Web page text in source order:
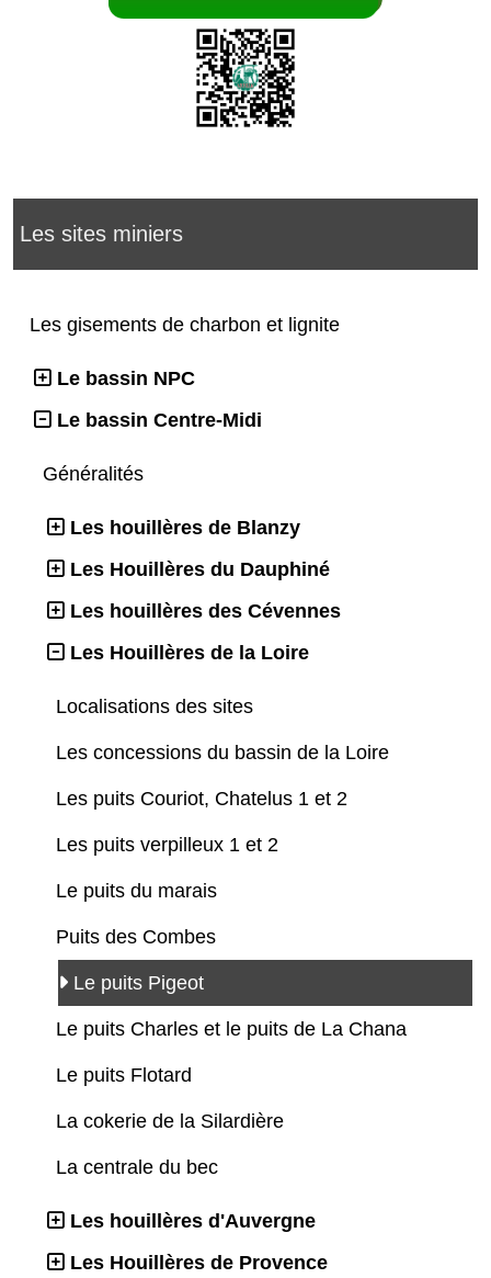
Les sites miniers
Les gisements de charbon et lignite
Le bassin NPC
Le bassin Centre-Midi
Généralités
Les houillères de Blanzy
Les Houillères du Dauphiné
Les houillères des Cévennes
Les Houillères de la Loire
Localisations des sites
Les concessions du bassin de la Loire
Les puits Couriot, Chatelus 1 et 2
Les puits verpilleux 1 et 2
Le puits du marais
Puits des Combes
Le puits Pigeot
Le puits Charles et le puits de La Chana
Le puits Flotard
La cokerie de la Silardière
La centrale du bec
Les houillères d'Auvergne
Les Houillères de Provence